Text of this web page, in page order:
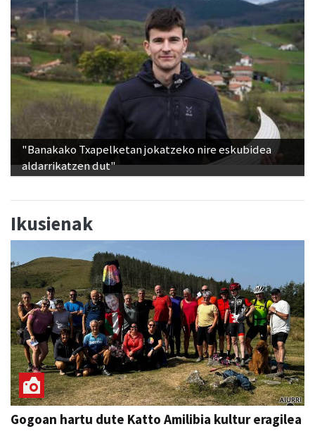
"Banakako Txapelketan jokatzeko nire eskubidea
aldarrikatzen dut"
Ikusienak
Gogoan hartu dute Katto Amilibia kultur eragilea